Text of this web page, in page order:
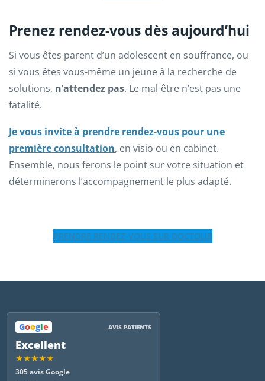
Prenez rendez-vous dès aujourd’hui
Si vous êtes parent d’un adolescent en souffrance, ou
si vous êtes vous-même un jeune à la recherche de
solutions, n’attendez pas. Le mal-être n’est pas une
fatalité.
Je vous invite à prendre rendez-vous pour une
première consultation, en visio ou en cabinet.
Ensemble, nous ferons le point sur votre situation et
déterminerons l’accompagnement le plus adapté.
PRENDRE RENDEZ-VOUS SUR DOCTOLIB
Google AVIS PATIENTS
Excellent
★★★★★
305 avis Google